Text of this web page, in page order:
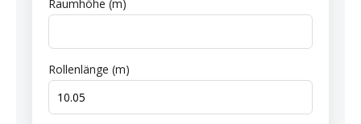
Raumhöhe (m)
Rollenlänge (m)